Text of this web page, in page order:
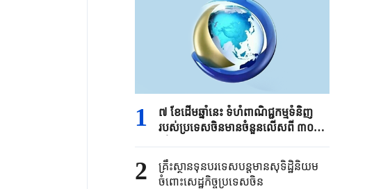
1
៧ ខែដើមឆ្នាំនេះ ទំហំពាណិជ្ជកម្មទំនិញ
របស់ប្រទេសចិនមានចំនួនលើសពី ៣០
2
គ្រឹះស្ថាន​ទុនបរទេស​បន្តមាន​សុទិដ្ឋិនិយម​
ចំពោះសេដ្ឋកិច្ច​ប្រទេសចិន​​